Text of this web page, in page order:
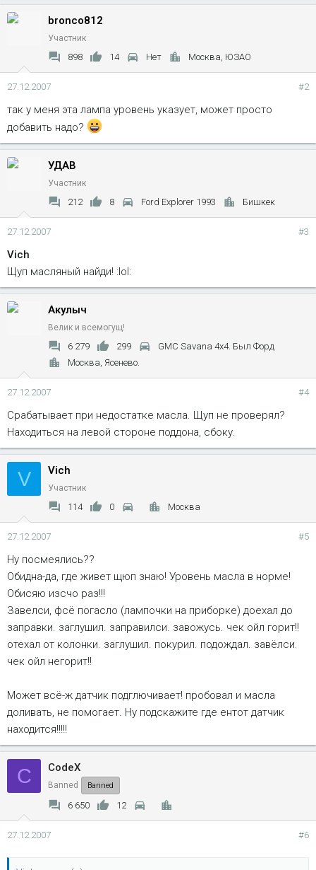
bronco812
Участник
898 14 Нет Москва, ЮЗАО
27.12.2007 #2
так у меня эта лампа уровень указует, может просто
добавить надо?
УДАВ
Участник
212 8 Ford Explorer 1993 Бишкек
27.12.2007 #3
Vich
Щуп масляный найди! :lol:
Акулыч
Велик и всемогущ!
6 279 299
GMC Savana 4x4. Был Форд
Москва, Ясенево.
27.12.2007 #4
Срабатывает при недостатке масла. Щуп не проверял?
Находиться на левой стороне поддона, сбоку.
V Vich
Участник
114 0 Москва
27.12.2007 #5
Ну посмеялись??
Обидна-да, где живет щюп знаю! Уровень масла в норме!
Обисяю изсчо раз!!!
Завелси, фсё погасло (лампочки на приборке) доехал до
заправки. заглушил. заправилси. завожусь. чек ойл горит!!
отехал от колонки. заглушил. покурил. подождал. завёлси.
чек ойл негорит!!
Может всё-ж датчик подглючивает! пробовал и масла
доливать, не помогает. Ну подскажите где ентот датчик
находится!!!!!
C CodeX
Banned Banned
6 650 12
27.12.2007 #6